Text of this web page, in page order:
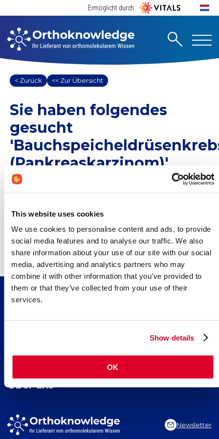
This website uses cookies
We use cookies to personalise content and ads, to provide
social media features and to analyse our traffic. We also
share information about your use of our site with our social
media, advertising and analytics partners who may
combine it with other information that you’ve provided to
them or that they’ve collected from your use of their
services.
Show details
OK
Ermöglicht durch
< Zurück << Zur Übersicht
Sie haben folgendes
gesucht
(Pankreaskarzinom)'
1 Suchergebnisse gefunden
Bauchspeicheldrüsenkrebs (Pankreaskarzinom)
Newsletter
Wissen
Neuigkeiten
Gelenke
Kreatin, für körperliche und geistige Leistungsfähigkeit
EPA und DHA​: neueste Erkenntnisse über 2 essenzielle Omega-
3-Fettsäuren
Suchen
Seite durchsuchen
Indikation suchen
Nährstoff suchen
Über uns
Vitals Nahrungsergänzungsmittel
Vital Blog